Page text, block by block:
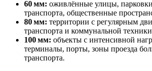
60 мм: оживлённые улицы,
транспорта, общественные
80 мм: территории с регулярным
транспорта и коммунальной
100 мм: объекты с интенсивной
терминалы, порты, зоны проезда
транспорта.